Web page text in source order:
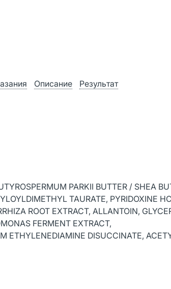
Описание Результат
PARKII BUTTER / SHEA
TAURATE, PYRIDOXINE
ROOT EXTRACT, ALLANTOIN,
FERMENT EXTRACT,
ETHYLENEDIAMINE DISUCCINATE,